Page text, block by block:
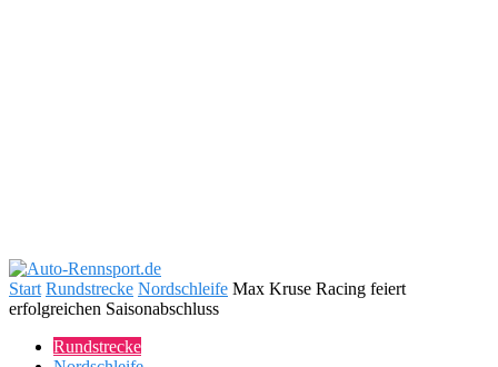
Start Rundstrecke Nordschleife Max Kruse Racing feiert
erfolgreichen Saisonabschluss
Rundstrecke